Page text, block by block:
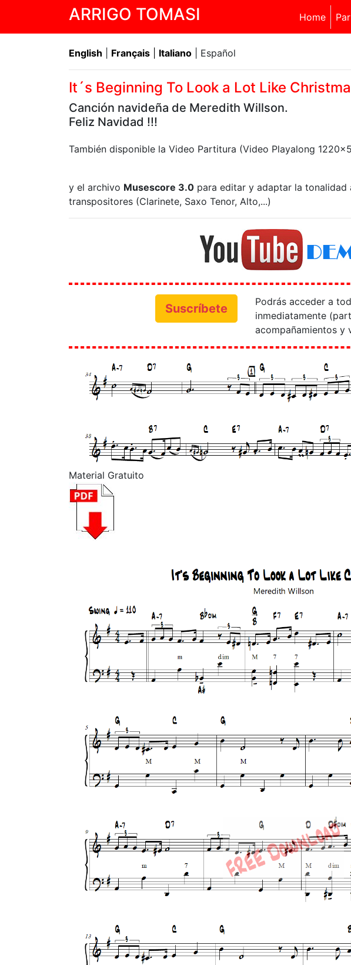
ARRIGO TOMASI Home
English Français Italiano | Español
It´s Beginning To Look a Lot Like
Canción navideña de Meredith Willson.
Feliz Navidad !!!
También disponible la Video Partitura (Video Playalong
y el archivo Musescore 3.0 para editar y adaptar la tonalidad
transpositores (Clarinete, Saxo Tenor, Alto,...)
Suscríbete
Podrás acceder a
inmediatamente
acompañamientos y
Material Gratuito